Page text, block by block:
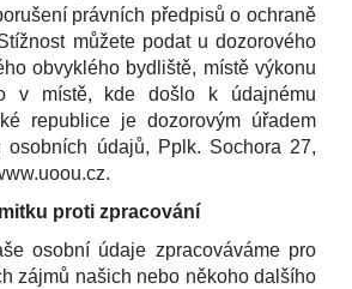
právních předpisů o ochraně
můžete podat u dozorového
obvyklého bydliště, místě výkonu
v místě, kde došlo k údajnému
republice je dozorovým úřadem
osobních údajů, Pplk. Sochora 27,
proti zpracování
osobní údaje zpracováváme pro
zájmů našich nebo někoho dalšího